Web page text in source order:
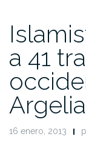
a 41
Argelia
16 enero, 2013